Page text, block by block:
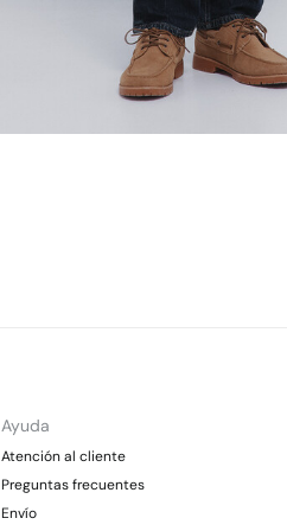
Ayuda
Atención al cliente
Preguntas frecuentes
Envío